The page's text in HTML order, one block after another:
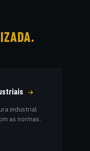
industrial
as normas.